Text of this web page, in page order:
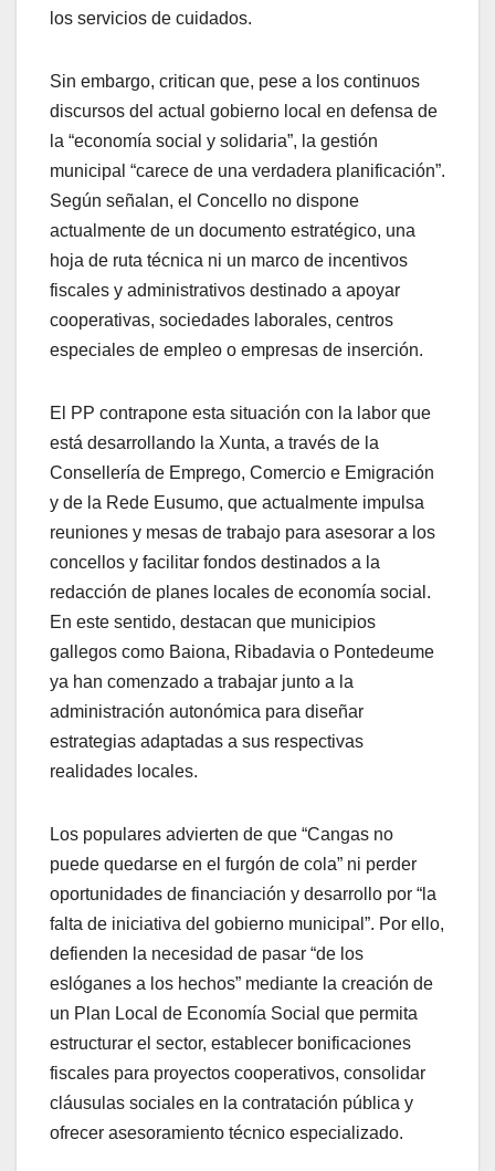
los servicios de cuidados.
Sin embargo, critican que, pese a los continuos
discursos del actual gobierno local en defensa de
la “economía social y solidaria”, la gestión
municipal “carece de una verdadera planificación”.
Según señalan, el Concello no dispone
actualmente de un documento estratégico, una
hoja de ruta técnica ni un marco de incentivos
fiscales y administrativos destinado a apoyar
cooperativas, sociedades laborales, centros
especiales de empleo o empresas de inserción.
El PP contrapone esta situación con la labor que
está desarrollando la Xunta, a través de la
Consellería de Emprego, Comercio e Emigración
y de la Rede Eusumo, que actualmente impulsa
reuniones y mesas de trabajo para asesorar a los
concellos y facilitar fondos destinados a la
redacción de planes locales de economía social.
En este sentido, destacan que municipios
gallegos como Baiona, Ribadavia o Pontedeume
ya han comenzado a trabajar junto a la
administración autonómica para diseñar
estrategias adaptadas a sus respectivas
realidades locales.
Los populares advierten de que “Cangas no
puede quedarse en el furgón de cola” ni perder
oportunidades de financiación y desarrollo por “la
falta de iniciativa del gobierno municipal”. Por ello,
defienden la necesidad de pasar “de los
eslóganes a los hechos” mediante la creación de
un Plan Local de Economía Social que permita
estructurar el sector, establecer bonificaciones
fiscales para proyectos cooperativos, consolidar
cláusulas sociales en la contratación pública y
ofrecer asesoramiento técnico especializado.